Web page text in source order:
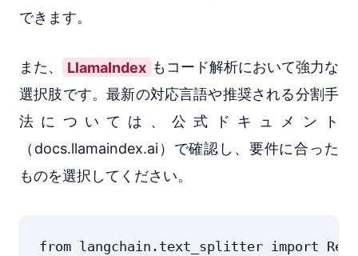
できます。
また、 LlamaIndex もコード解析において強力な
選択肢です。最新の対応言語や推奨される分割手
法については、公式ドキュメント
（docs.llamaindex.ai）で確認し、要件に合った
ものを選択してください。
from langchain.text_splitter import